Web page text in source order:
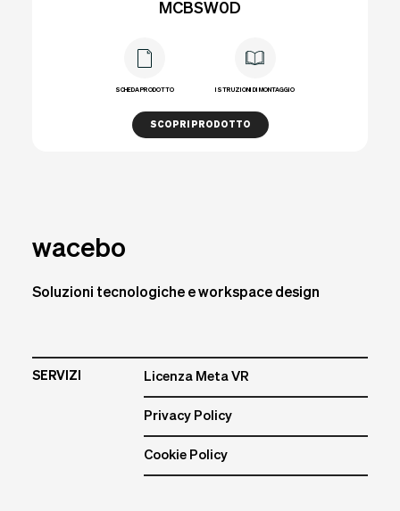
MCBSW0D
SCHEDA PRODOTTO ISTRUZIONI DI MONTAGGIO
SCOPRI PRODOTTO
wacebo
Soluzioni tecnologiche e workspace design
SERVIZI Licenza Meta VR
Privacy Policy
Cookie Policy